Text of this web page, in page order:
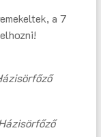
a 7